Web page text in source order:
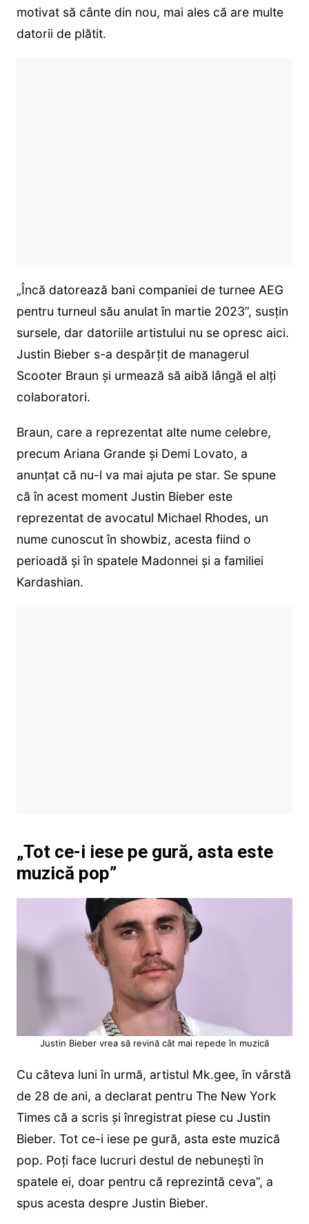
motivat să cânte din nou, mai ales că are multe
datorii de plătit.
„Încă datorează bani companiei de turnee AEG
pentru turneul său anulat în martie 2023”, susțin
sursele, dar datoriile artistului nu se opresc aici.
Justin Bieber s-a despărțit de managerul
Scooter Braun și urmează să aibă lângă el alți
colaboratori.
Braun, care a reprezentat alte nume celebre,
precum Ariana Grande și Demi Lovato, a
anunțat că nu-l va mai ajuta pe star. Se spune
că în acest moment Justin Bieber este
reprezentat de avocatul Michael Rhodes, un
nume cunoscut în showbiz, acesta fiind o
perioadă și în spatele Madonnei și a familiei
Kardashian.
„Tot ce-i iese pe gură, asta este
muzică pop”
Justin Bieber vrea să revină cât mai repede în muzică
Cu câteva luni în urmă, artistul Mk.gee, în vârstă
de 28 de ani, a declarat pentru The New York
Times că a scris și înregistrat piese cu Justin
Bieber. Tot ce-i iese pe gură, asta este muzică
pop. Poți face lucruri destul de nebunești în
spatele ei, doar pentru că reprezintă ceva”, a
spus acesta despre Justin Bieber.